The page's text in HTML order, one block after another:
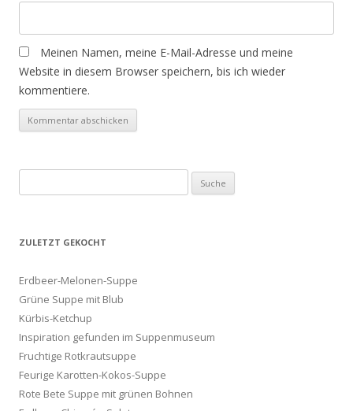
Meinen Namen, meine E-Mail-Adresse und meine
Website in diesem Browser speichern, bis ich wieder
kommentiere.
nach:
ZULETZT GEKOCHT
Erdbeer-Melonen-Suppe
Grüne Suppe mit Blub
Kürbis-Ketchup
Inspiration gefunden im Suppenmuseum
Fruchtige Rotkrautsuppe
Feurige Karotten-Kokos-Suppe
Rote Bete Suppe mit grünen Bohnen